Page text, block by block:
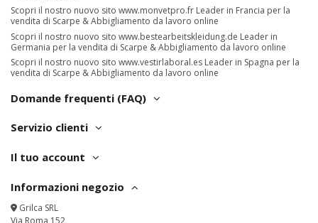
Scopri il nostro nuovo sito www.monvetpro.fr Leader in Francia per la
vendita di Scarpe & Abbigliamento da lavoro online
Scopri il nostro nuovo sito www.bestearbeitskleidung.de Leader in
Germania per la vendita di Scarpe & Abbigliamento da lavoro online
Scopri il nostro nuovo sito www.vestirlaboral.es Leader in Spagna per la
vendita di Scarpe & Abbigliamento da lavoro online
Domande frequenti (FAQ)
Servizio clienti
Il tuo account
Informazioni negozio
Grilca SRL
Via Roma 152